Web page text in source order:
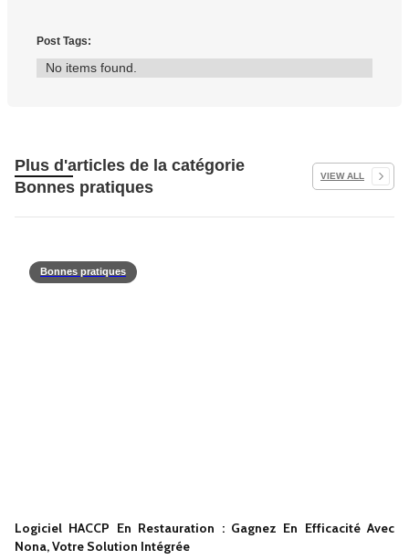
Post Tags:
No items found.
Plus d'articles de la catégorie
Bonnes pratiques
VIEW ALL
Bonnes pratiques
Logiciel HACCP En Restauration : Gagnez En Efficacité Avec
Nona, Votre Solution Intégrée